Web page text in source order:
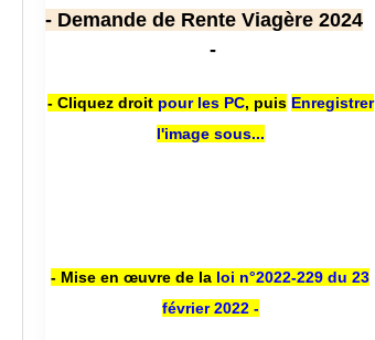
- Demande de Rente Viagère 2024
-
- Cliquez droit pour les PC, puis Enregistrer
l'image sous...
- Mise en œuvre de la loi n°2022-229 du 23
février 2022 -